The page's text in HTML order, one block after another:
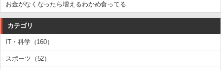
お金がなくなったら増えるわかめ食ってる
カテゴリ
IT・科学（160）
スポーツ（52）